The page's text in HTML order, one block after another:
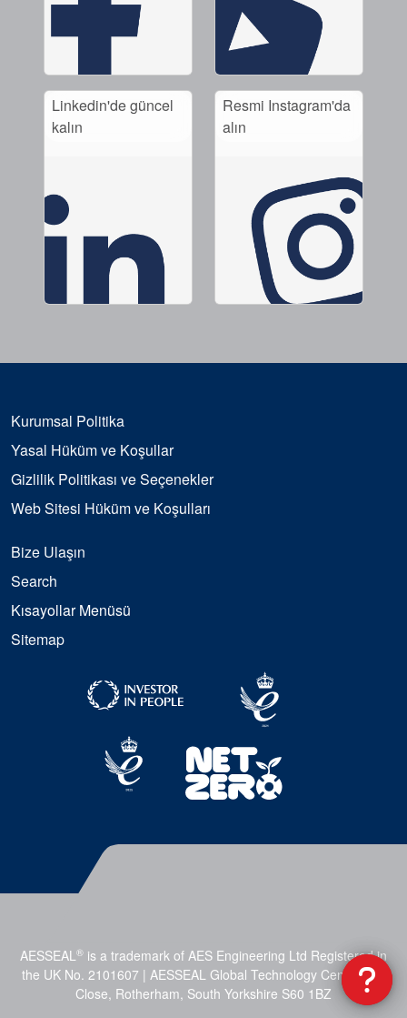
Linkedin'de güncel
kalın
Resmi Instagram'da
alın
Kurumsal Politika
Yasal Hüküm ve Koşullar
Gizlilik Politikası ve Seçenekler
Web Sitesi Hüküm ve Koşulları
Bize Ulaşın
Search
Kısayollar Menüsü
Sitemap
AESSEAL ® is a trademark of AES Engineering Ltd Registered in
the UK No. 2101607 | AESSEAL Global Technology Centre, Mill
Close, Rotherham, South Yorkshire S60 1BZ